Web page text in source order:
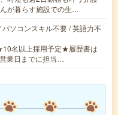
が暮らす施設での生…
ソコンスキル不要 / 英語力不
名以上採用予定★履歴書は
業日までに担当…